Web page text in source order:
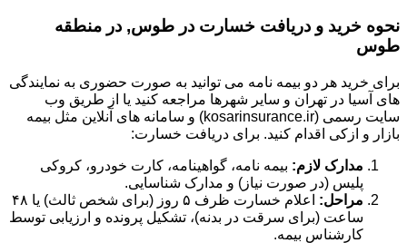
نحوه خرید و دریافت خسارت در طوس, در منطقه
طوس
برای خرید هر دو بیمه نامه می توانید به صورت حضوری به نمایندگی
های آسیا در تهران و سایر شهرها مراجعه کنید یا از طریق وب
سایت رسمی (kosarinsurance.ir) و سامانه های آنلاین مثل بیمه
بازار و ازکی اقدام کنید. برای دریافت خسارت:
مدارک لازم: بیمه نامه، گواهینامه، کارت خودرو، کروکی
پلیس (در صورت نیاز) و مدارک شناسایی.
مراحل:
اعلام خسارت ظرف ۵ روز (برای شخص ثالث) یا ۴۸
ساعت (برای سرقت در بدنه)، تشکیل پرونده و ارزیابی توسط
کارشناس بیمه.